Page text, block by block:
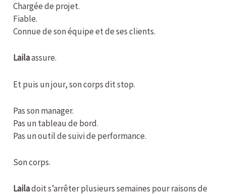
Chargée de projet.
Fiable.
Connue de son équipe et de ses clients.
Lailaassure.
Et puis un jour, son corps dit stop.
Pas son manager.
Pas un tableau de bord.
Pas un outil de suivi de performance.
Son corps.
Lailadoit s’arrêter plusieurs semaines pour raisons de